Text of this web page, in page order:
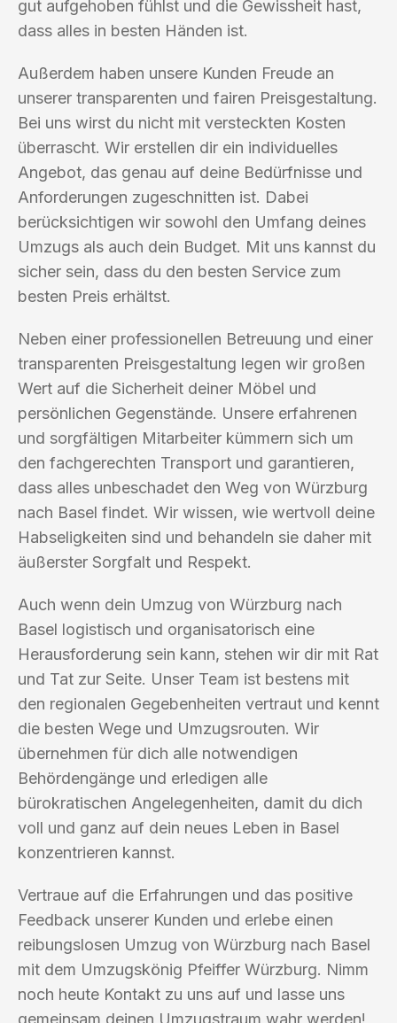
gut aufgehoben fühlst und die Gewissheit hast,
dass alles in besten Händen ist.
Außerdem haben unsere Kunden Freude an
unserer transparenten und fairen Preisgestaltung.
Bei uns wirst du nicht mit versteckten Kosten
überrascht. Wir erstellen dir ein individuelles
Angebot, das genau auf deine Bedürfnisse und
Anforderungen zugeschnitten ist. Dabei
berücksichtigen wir sowohl den Umfang deines
Umzugs als auch dein Budget. Mit uns kannst du
sicher sein, dass du den besten Service zum
besten Preis erhältst.
Neben einer professionellen Betreuung und einer
transparenten Preisgestaltung legen wir großen
Wert auf die Sicherheit deiner Möbel und
persönlichen Gegenstände. Unsere erfahrenen
und sorgfältigen Mitarbeiter kümmern sich um
den fachgerechten Transport und garantieren,
dass alles unbeschadet den Weg von Würzburg
nach Basel findet. Wir wissen, wie wertvoll deine
Habseligkeiten sind und behandeln sie daher mit
äußerster Sorgfalt und Respekt.
Auch wenn dein Umzug von Würzburg nach
Basel logistisch und organisatorisch eine
Herausforderung sein kann, stehen wir dir mit Rat
und Tat zur Seite. Unser Team ist bestens mit
den regionalen Gegebenheiten vertraut und kennt
die besten Wege und Umzugsrouten. Wir
übernehmen für dich alle notwendigen
Behördengänge und erledigen alle
bürokratischen Angelegenheiten, damit du dich
voll und ganz auf dein neues Leben in Basel
konzentrieren kannst.
Vertraue auf die Erfahrungen und das positive
Feedback unserer Kunden und erlebe einen
reibungslosen Umzug von Würzburg nach Basel
mit dem Umzugskönig Pfeiffer Würzburg. Nimm
noch heute Kontakt zu uns auf und lasse uns
gemeinsam deinen Umzugstraum wahr werden!